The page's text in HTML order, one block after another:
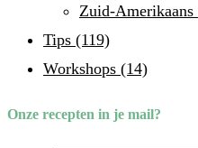
Zuid-Amerikaans
Tips (119)
Workshops (14)
Onze recepten in je mail?